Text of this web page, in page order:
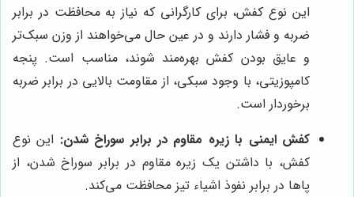
این نوع کفش، برای کارگرانی که نیاز به محافظت در برابر
ضربه و فشار دارند و در عین حال می‌خواهند از وزن سبک‌تر
و عایق بودن کفش بهره‌مند شوند، مناسب است. پنجه
کامپوزیتی، با وجود سبکی، از مقاومت بالایی در برابر ضربه
برخوردار است.
کفش ایمنی با زیره مقاوم در برابر سوراخ شدن: این نوع
کفش، با داشتن یک زیره مقاوم در برابر سوراخ شدن، از
پاها در برابر نفوذ اشیاء تیز محافظت می‌کند.